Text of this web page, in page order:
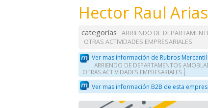
Hector Raul
categorías ARRIENDO DE
OTRAS ACTIVIDADES EMPRESARIALES
Ver mas información de Rubros Mercantil
ARRIENDO DE DEPARTAMENTOS
OTRAS ACTIVIDADES EMPRESARIALES
Ver mas información B2B de esta